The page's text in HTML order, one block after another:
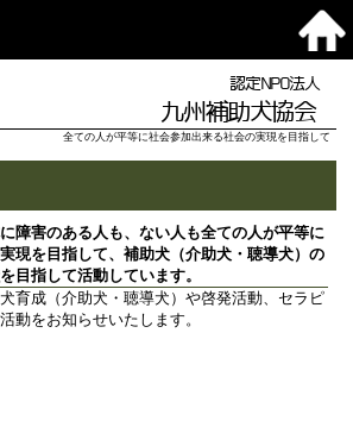
認定NPO法人
九州補助犬協会
全ての人が平等に社会参加出来る社会の実現を目指して
障害のある人も、ない人も全ての人が平等に
現を目指して、補助犬（介助犬・聴導犬）の
目指して活動しています。
育成（介助犬・聴導犬）や啓発活動、セラピ
動をお知らせいたします。